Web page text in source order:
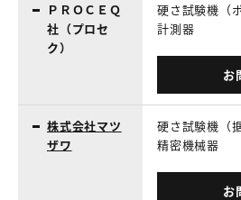
ＰＲＯＣＥＱ
社（プロセ
ク）
硬さ試験機（
計測器
お
株式会社マツ
ザワ
硬さ試験機（据
精密機械器
お